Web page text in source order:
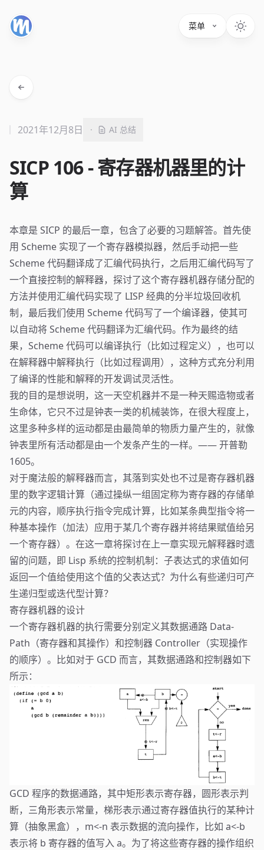
菜单
SICP 106 - 寄存器机器里的计
算
2021年12月8日 · AI 总结
本章是 SICP 的最后一章，包含了必要的习题解答。首先使
用 Scheme 实现了一个寄存器模拟器，然后手动把一些
Scheme 代码翻译成了汇编代码执行，之后用汇编代码写了
一个直接控制的解释器，探讨了这个寄存器机器存储分配的
方法并使用汇编代码实现了 LISP 经典的分半垃圾回收机
制，最后我们使用 Scheme 代码写了一个编译器，使其可
以自动将 Scheme 代码翻译为汇编代码。作为最终的结
果，Scheme 代码可以编译执行（比如过程定义），也可以
在解释器中解释执行（比如过程调用），这种方式充分利用
了编译的性能和解释的开发调试灵活性。
我的目的是想说明，这一天空机器并不是一种天赐造物或者
生命体，它只不过是钟表一类的机械装饰，在很大程度上，
这里多种多样的运动都是由最简单的物质力量产生的，就像
钟表里所有活动都是由一个发条产生的一样。—— 开普勒
1605。
对于魔法般的解释器而言，其落到实处也不过是寄存器机器
里的数字逻辑计算（通过操纵一组固定称为寄存器的存储单
元的内容，顺序执行指令完成计算，比如某条典型指令将一
种基本操作（加法）应用于某几个寄存器并将结果赋值给另
一个寄存器）。在这一章将探讨在上一章实现元解释器时遗
留的问题，即 Lisp 系统的控制机制：子表达式的求值如何
返回一个值给使用这个值的父表达式？为什么有些递归可产
生递归型或迭代型计算？
寄存器机器的设计
一个寄存器机器的执行需要分别定义其数据通路 Data-
Path（寄存器和其操作）和控制器 Controller（实现操作
的顺序）。比如对于 GCD 而言，其数据通路和控制器如下
所示：
GCD 程序的数据通路，其中矩形表示寄存器，圆形表示判
断，三角形表示常量，梯形表示通过寄存器值执行的某种计
算（抽象黑盒），m<-n 表示数据的流向操作，比如 a<-b
表示将 b 寄存器的值写入 a。为了将这些寄存器的操作组织